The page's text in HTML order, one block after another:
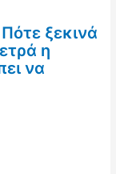
Πότε ξεκινά
η
να